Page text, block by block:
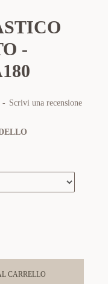
-
- Scrivi una recensione
CARRELLO